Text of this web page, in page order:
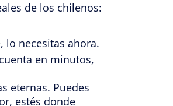
de los chilenos:
, lo necesitas ahora.
en minutos,
eternas. Puedes
estés donde